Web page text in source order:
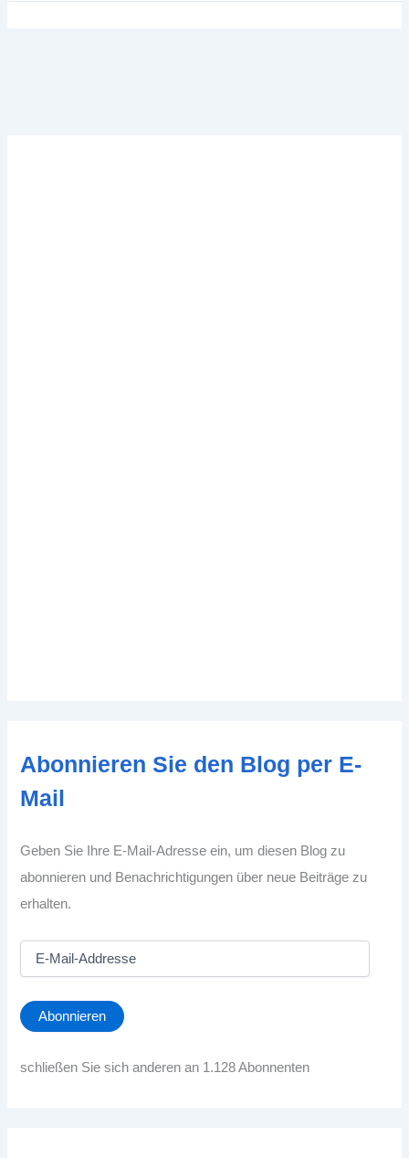
Abonnieren Sie den Blog per E-
Mail
Geben Sie Ihre E-Mail-Adresse ein, um diesen Blog zu
abonnieren und Benachrichtigungen über neue Beiträge zu
erhalten.
a
i
A
Abonnieren
schließen Sie sich anderen an 1.128 Abonnenten